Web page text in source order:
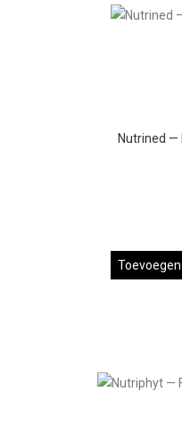
Nutrined —